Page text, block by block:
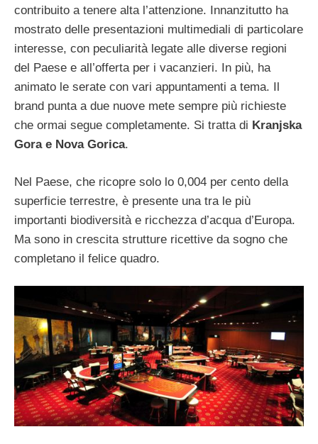
contribuito a tenere alta l’attenzione. Innanzitutto ha
mostrato delle presentazioni multimediali di particolare
interesse, con peculiarità legate alle diverse regioni
del Paese e all’offerta per i vacanzieri. In più, ha
animato le serate con vari appuntamenti a tema. Il
brand punta a due nuove mete sempre più richieste
che ormai segue completamente. Si tratta di Kranjska
Gora e Nova Gorica.
Nel Paese, che ricopre solo lo 0,004 per cento della
superficie terrestre, è presente una tra le più
importanti biodiversità e ricchezza d’acqua d’Europa.
Ma sono in crescita strutture ricettive da sogno che
completano il felice quadro.